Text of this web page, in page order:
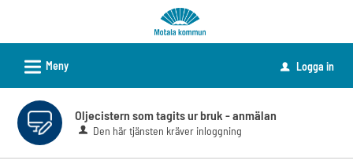
tjänster
Motala
kommun
L Meny u Logga in
Oljecistern som tagits ur bruk - anmälan
Den här tjänsten kräver inloggning